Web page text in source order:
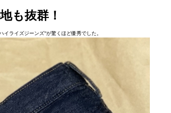
も抜群！
イライズジーンズ”が驚くほど優秀でした。